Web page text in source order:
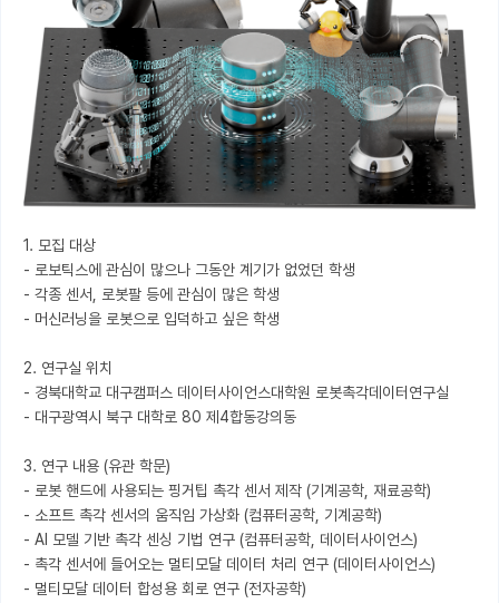
1. 모집 대상
- 로보틱스에 관심이 많으나 그동안 계기가 없었던 학생
- 각종 센서, 로봇팔 등에 관심이 많은 학생
- 머신러닝을 로봇으로 입덕하고 싶은 학생
2. 연구실 위치
- 경북대학교 대구캠퍼스 데이터사이언스대학원 로봇촉각데이터연구실
- 대구광역시 북구 대학로 80 제4합동강의동
3. 연구 내용 (유관 학문)
- 로봇 핸드에 사용되는 핑거팁 촉각 센서 제작 (기계공학, 재료공학)
- 소프트 촉각 센서의 움직임 가상화 (컴퓨터공학, 기계공학)
- AI 모델 기반 촉각 센싱 기법 연구 (컴퓨터공학, 데이터사이언스)
- 촉각 센서에 들어오는 멀티모달 데이터 처리 연구 (데이터사이언스)
- 멀티모달 데이터 합성용 회로 연구 (전자공학)